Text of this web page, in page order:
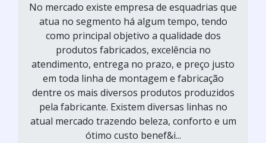
No mercado existe empresa de esquadrias que
atua no segmento há algum tempo, tendo
como principal objetivo a qualidade dos
produtos fabricados, excelência no
atendimento, entrega no prazo, e preço justo
em toda linha de montagem e fabricação
dentre os mais diversos produtos produzidos
pela fabricante. Existem diversas linhas no
atual mercado trazendo beleza, conforto e um
ótimo custo benef&i...